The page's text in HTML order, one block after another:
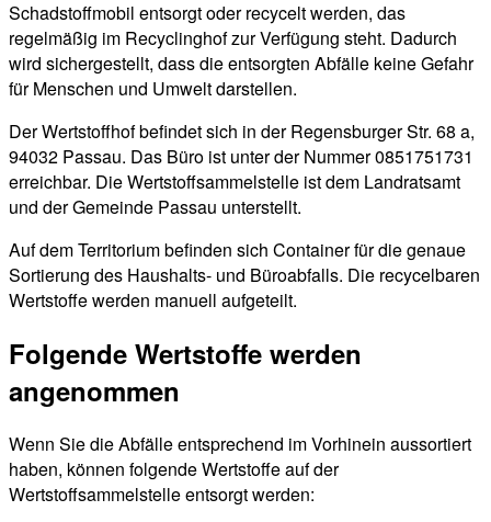
Schadstoffmobil entsorgt oder recycelt werden, das
regelmäßig im Recyclinghof zur Verfügung steht. Dadurch
wird sichergestellt, dass die entsorgten Abfälle keine Gefahr
für Menschen und Umwelt darstellen.
Der Wertstoffhof befindet sich in der Regensburger Str. 68 a,
94032 Passau. Das Büro ist unter der Nummer 0851751731
erreichbar. Die Wertstoffsammelstelle ist dem Landratsamt
und der Gemeinde Passau unterstellt.
Auf dem Territorium befinden sich Container für die genaue
Sortierung des Haushalts- und Büroabfalls. Die recycelbaren
Wertstoffe werden manuell aufgeteilt.
Folgende Wertstoffe werden
angenommen
Wenn Sie die Abfälle entsprechend im Vorhinein aussortiert
haben, können folgende Wertstoffe auf der
Wertstoffsammelstelle entsorgt werden: